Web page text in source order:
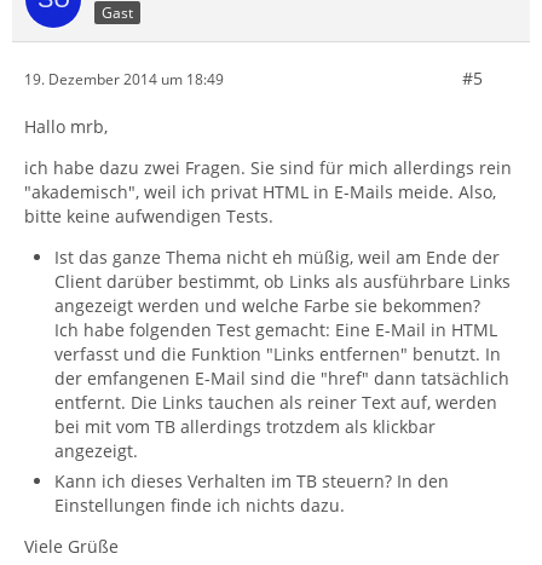
Gast
19. Dezember 2014 um 18:49 #5
Hallo mrb,
ich habe dazu zwei Fragen. Sie sind für mich allerdings rein
"akademisch", weil ich privat HTML in E-Mails meide. Also,
bitte keine aufwendigen Tests.
Ist das ganze Thema nicht eh müßig, weil am Ende der
Client darüber bestimmt, ob Links als ausführbare Links
angezeigt werden und welche Farbe sie bekommen?
Ich habe folgenden Test gemacht: Eine E-Mail in HTML
verfasst und die Funktion "Links entfernen" benutzt. In
der emfangenen E-Mail sind die "href" dann tatsächlich
entfernt. Die Links tauchen als reiner Text auf, werden
bei mit vom TB allerdings trotzdem als klickbar
angezeigt.
Kann ich dieses Verhalten im TB steuern? In den
Einstellungen finde ich nichts dazu.
Viele Grüße